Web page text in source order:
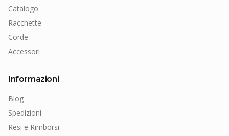
Catalogo
Racchette
Corde
Accessori
Informazioni
Blog
Spedizioni
Resi e Rimborsi